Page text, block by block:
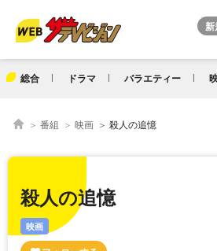
総合 ドラマ バラエティー
番組 映画 殺人の追憶
殺人の追憶
映画